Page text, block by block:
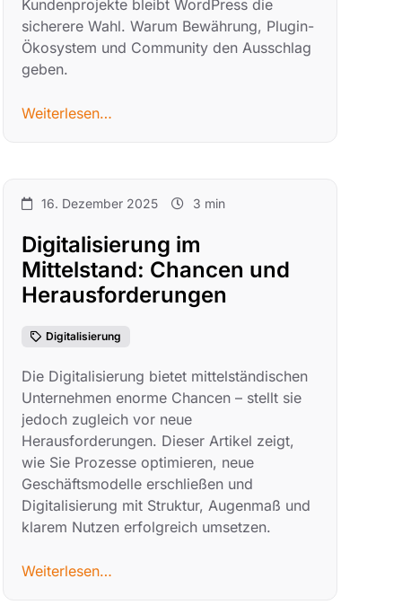
Kundenprojekte bleibt WordPress die
sicherere Wahl. Warum Bewährung, Plugin-
Ökosystem und Community den Ausschlag
geben.
Weiterlesen…
16. Dezember 2025 3 min
Digitalisierung im
Mittelstand: Chancen und
Herausforderungen
Digitalisierung
Die Digitalisierung bietet mittelständischen
Unternehmen enorme Chancen – stellt sie
jedoch zugleich vor neue
Herausforderungen. Dieser Artikel zeigt,
wie Sie Prozesse optimieren, neue
Geschäftsmodelle erschließen und
Digitalisierung mit Struktur, Augenmaß und
klarem Nutzen erfolgreich umsetzen.
Weiterlesen…